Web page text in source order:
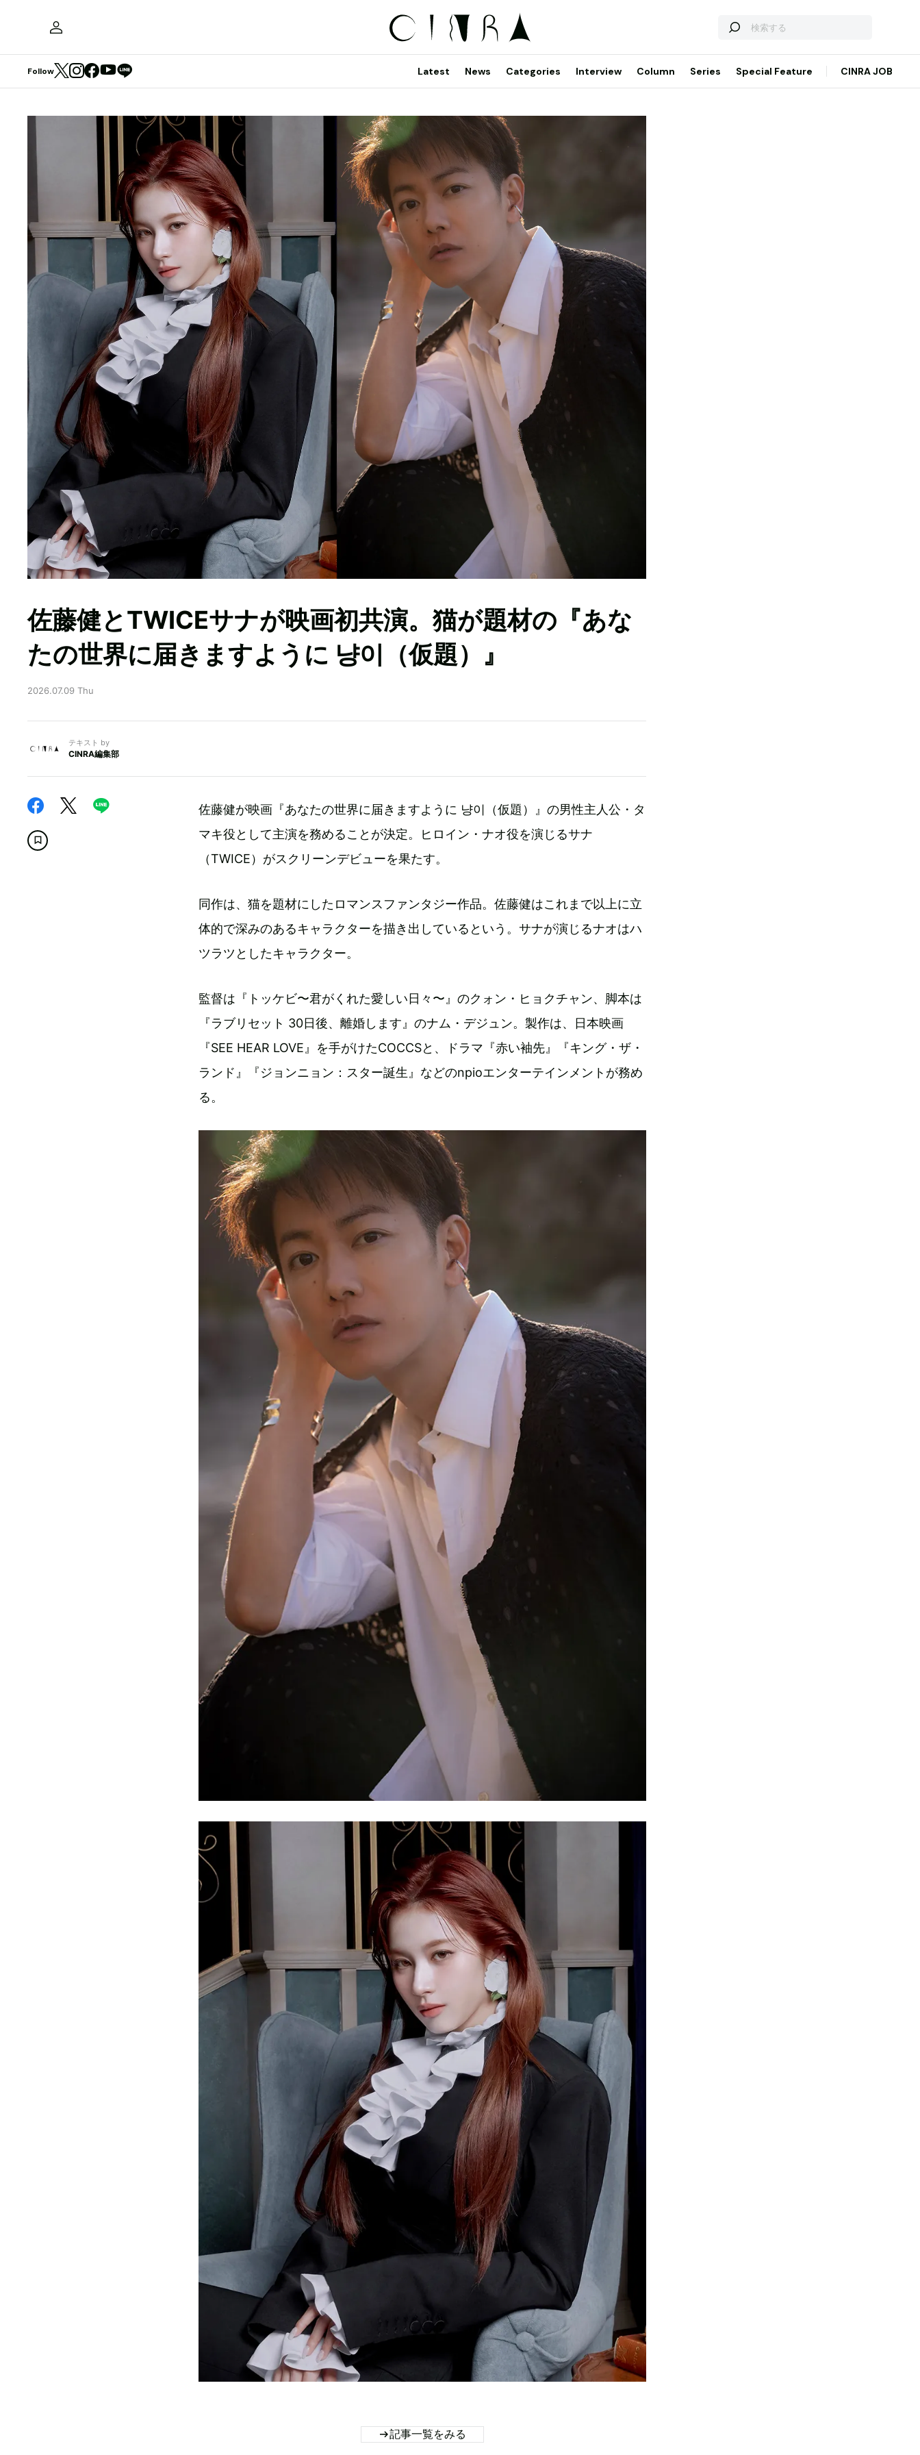
Follow Latest News Categories Interview Column Series Special Feature CINRA JOB
佐藤健とTWICEサナが映画初共演。猫が題材の『あな
たの世界に届きますように 냥이（仮題）』
2026.07.09 Thu
テキスト by
CINRA編集部
佐藤健が映画『あなたの世界に届きますように 냥이（仮題）』の男性主人公・タ
マキ役として主演を務めることが決定。ヒロイン・ナオ役を演じるサナ
（TWICE）がスクリーンデビューを果たす。
同作は、猫を題材にしたロマンスファンタジー作品。佐藤健はこれまで以上に立
体的で深みのあるキャラクターを描き出しているという。サナが演じるナオはハ
ツラツとしたキャラクター。
監督は『トッケビ〜君がくれた愛しい日々〜』のクォン・ヒョクチャン、脚本は
『ラブリセット 30日後、離婚します』のナム・デジュン。製作は、日本映画
『SEE HEAR LOVE』を手がけたCOCCSと、ドラマ『赤い袖先』『キング・ザ・
ランド』『ジョンニョン：スター誕生』などのnpioエンターテインメントが務め
る。
記事一覧をみる